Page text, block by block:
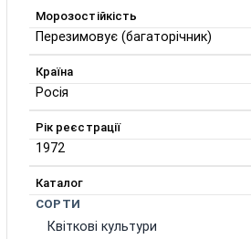
Морозостійкість
Перезимовує (багаторічник)
Країна
Росія
Рік реєстрації
1972
Каталог
СОРТИ
Квіткові культури